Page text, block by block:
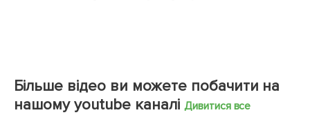
Більше відео ви можете побачити на
нашому youtube каналі Дивитися все